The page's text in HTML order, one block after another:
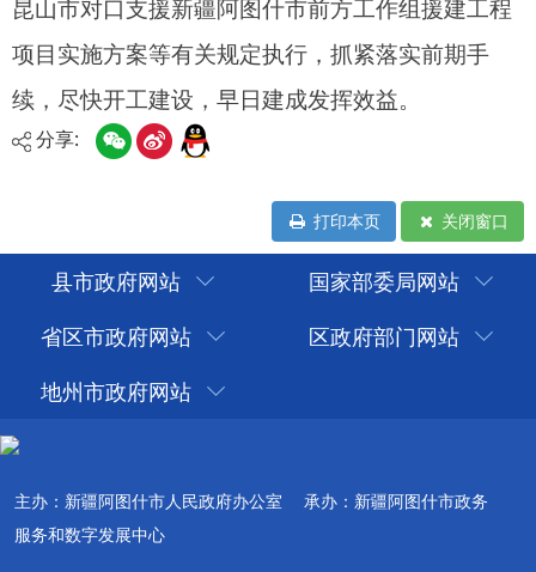
分享:
打印本页 关闭窗口
县市政府网站
国家部委局网站
省区市政府网站
区政府部门网站
地州市政府网站
主办：新疆阿图什市人民政府办公室
承办：新疆阿图什市政务
服务和数字发展中心